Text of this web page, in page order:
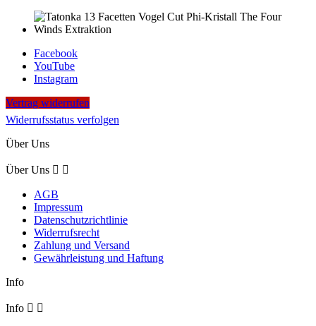
Facebook
YouTube
Instagram
Vertrag widerrufen
Widerrufsstatus verfolgen
Über Uns
Über Uns  
AGB
Impressum
Datenschutzrichtlinie
Widerrufsrecht
Zahlung und Versand
Gewährleistung und Haftung
Info
Info  